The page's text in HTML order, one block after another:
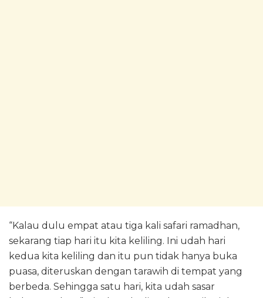
“Kalau dulu empat atau tiga kali safari ramadhan,
sekarang tiap hari itu kita keliling. Ini udah hari
kedua kita keliling dan itu pun tidak hanya buka
puasa, diteruskan dengan tarawih di tempat yang
berbeda. Sehingga satu hari, kita udah sasar